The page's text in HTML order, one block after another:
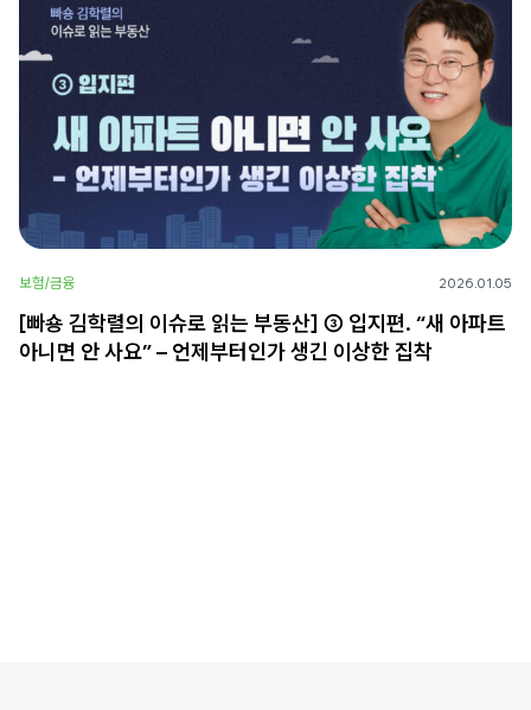
보험/금융 2026.01.05
[빠숑 김학렬의 이슈로 읽는 부동산] ③ 입지편. “새 아파트
아니면 안 사요” – 언제부터인가 생긴 이상한 집착